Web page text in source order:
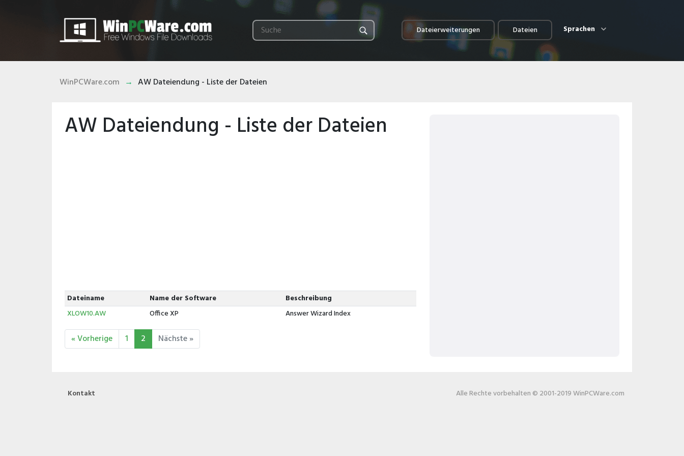
Dateierweiterungen Dateien Sprachen
WinPCWare.com AW Dateiendung - Liste der Dateien
AW Dateiendung - Liste der Dateien
Dateiname Name der Software
Beschreibung
XLOW10.AW
Office XP Answer Wizard Index
« Vorherige 1 2 Nächste »
Kontakt Alle Rechte vorbehalten © 2001-2019 WinPCWare.com